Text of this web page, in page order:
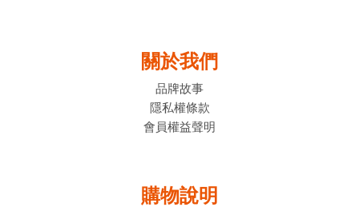
關於我們
品牌故事
隱私權條款
會員權益聲明
購物說明